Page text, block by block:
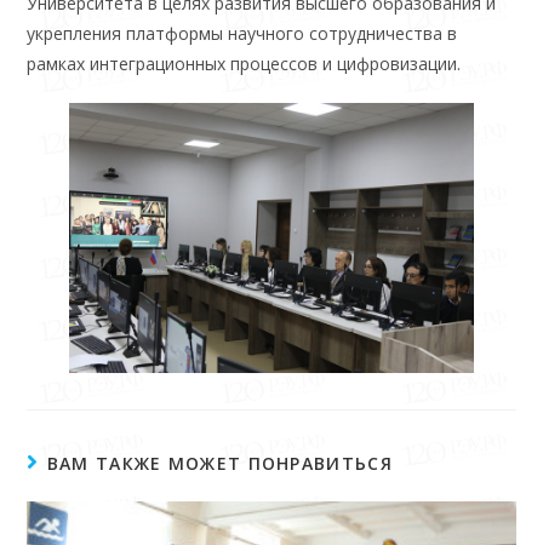
укрепления платформы научного сотрудничества в
рамках интеграционных процессов и цифровизации.
ВАМ ТАКЖЕ МОЖЕТ ПОНРАВИТЬСЯ